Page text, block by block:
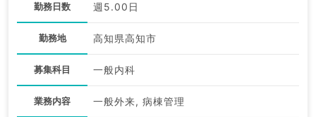
勤務日数 週5.00日
勤務地 高知県高知市
募集科目 一般内科
業務内容 一般外来, 病棟管理